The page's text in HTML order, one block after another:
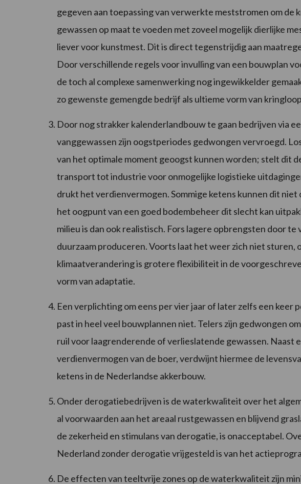
gegeven aan toepassing van verwerkte meststromen om de
gewassen op maat te voeden met zoveel mogelijk dierlijke
liever voor kunstmest. Dit is direct tegenstrijdig aan
Door verschillende regels voor invulling van een bouwplan
de toch al complexe samenwerking nog ingewikkelder
zo gewenste gemengde bedrijf als ultieme vorm van
Door nog strakker kalenderlandbouw te gaan bedrijven via
vanggewassen zijn oogstperiodes gedwongen vervroegd.
van het optimale moment geoogst kunnen worden; stelt dit
transport tot industrie voor onmogelijke logistieke
drukt het verdienvermogen. Sommige ketens kunnen dit
het oogpunt van een goed bodembeheer dit slecht kan
milieu is dan ook realistisch. Fors lagere opbrengsten door te
duurzaam produceren. Voorts laat het weer zich niet sturen,
klimaatverandering is grotere flexibiliteit in de
vorm van adaptatie.
Een verplichting om eens per vier jaar of later zelfs een keer
past in heel veel bouwplannen niet. Telers zijn gedwongen
ruil voor laagrenderende of verlieslatende gewassen. Naast
verdienvermogen van de boer, verdwijnt hiermee de
ketens in de Nederlandse akkerbouw.
Onder derogatiebedrijven is de waterkwaliteit over het
al voorwaarden aan het areaal rustgewassen en blijvend
de zekerheid en stimulans van derogatie, is onacceptabel.
Nederland zonder derogatie vrijgesteld is van het
De effecten van teeltvrije zones op de waterkwaliteit zijn